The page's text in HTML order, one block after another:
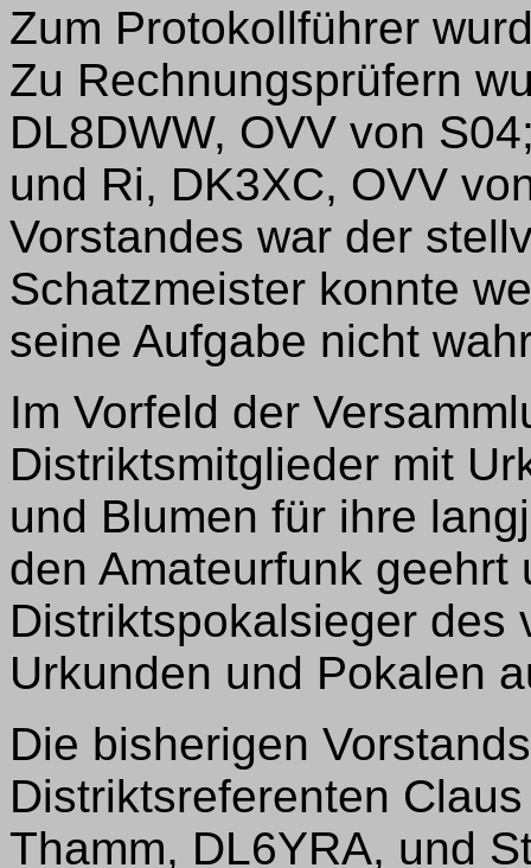
Zum Protokollführer
Zu Rechnungsprüfern
DL8DWW, OVV von
und Ri, DK3XC, OVV
Vorstandes war der
Schatzmeister konnte
seine Aufgabe nicht
Im Vorfeld der
Distriktsmitglieder mit
und Blumen für ihre
den Amateurfunk
Distriktspokalsieger des
Urkunden und Pokalen
Die bisherigen
Distriktsreferenten
Thamm, DL6YRA, und